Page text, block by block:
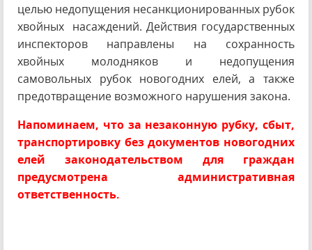
целью недопущения несанкционированных рубок
хвойных насаждений. Действия государственных
инспекторов направлены на сохранность
хвойных молодняков и недопущения
самовольных рубок новогодних елей, а также
предотвращение возможного нарушения закона.
Напоминаем, что за незаконную рубку, сбыт,
транспортировку без документов новогодних
елей законодательством для граждан
предусмотрена административная
ответственность.